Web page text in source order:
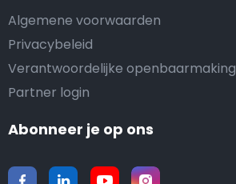
Algemene voorwaarden
Privacybeleid
Verantwoordelijke openbaarmaking
Partner login
Abonneer je op ons